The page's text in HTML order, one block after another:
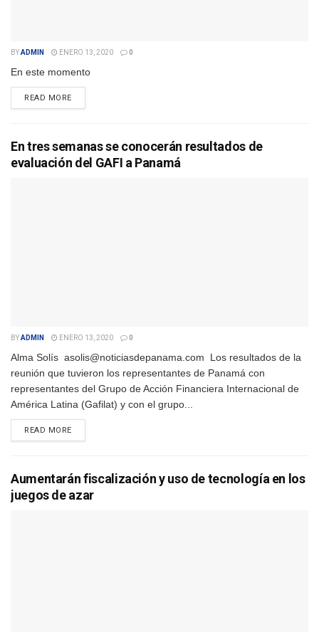
BYADMIN ENERO 13, 2020 0
En este momento
READ MOREDETAILS
En tres semanas se conocerán resultados de
evaluación del GAFI a Panamá
BYADMIN ENERO 13, 2020 0
Alma Solís asolis@noticiasdepanama.com Los resultados de la
reunión que tuvieron los representantes de Panamá con
representantes del Grupo de Acción Financiera Internacional de
América Latina (Gafilat) y con el grupo...
READ MOREDETAILS
Aumentarán fiscalización y uso de tecnología en los
juegos de azar